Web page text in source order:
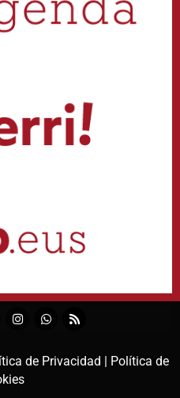
de Privacidad | Política de